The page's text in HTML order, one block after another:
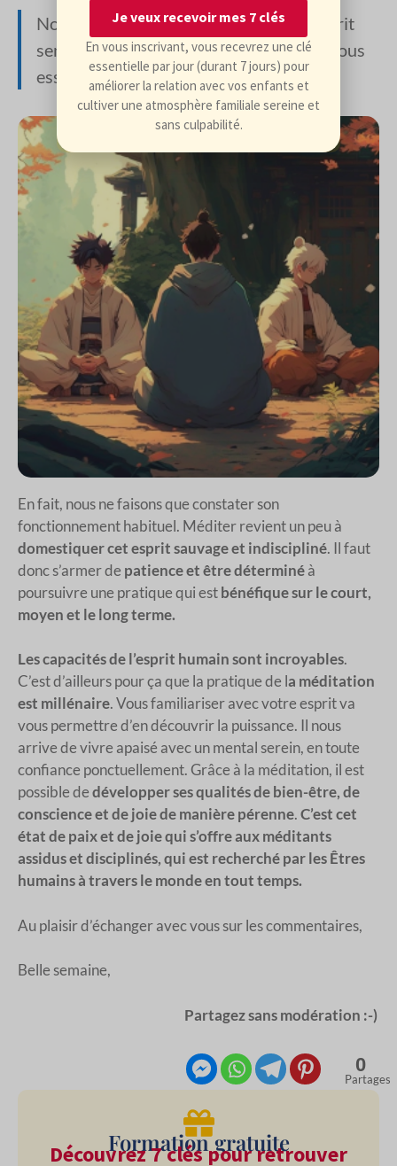
Nous constatons souvent que notre esprit
semble plus agité justement parce que nous
essayons de méditer.
En fait, nous ne faisons que constater son
fonctionnement habituel. Méditer revient un peu à
domestiquer cet esprit sauvage et indiscipliné. Il faut
donc s’armer de patience et être déterminéà
poursuivre une pratique qui estbénéfique sur le court,
moyen et le long terme.
Les capacités de l’esprit humain sont incroyables.
C’est d’ailleurs pour ça que la pratique de la méditation
est millénaire. Vous familiariser avec votre esprit va
vous permettre d’en découvrir la puissance. Il nous
arrive de vivre apaisé avec un mental serein, en toute
confiance ponctuellement. Grâce à la méditation, il est
possible dedévelopper ses qualités de bien-être, de
conscience et de joie de manière pérenne.C’est cet
état de paix et de joie qui s’offre aux méditants
assidus et disciplinés, qui est recherché par les Êtres
humains à travers le monde en tout temps.
Au plaisir d’échanger avec vous sur les commentaires,
Belle semaine,
Partagez sans modération :-)
0
Partages
Formation gratuite
Découvrez 7 clés pour retrouver
Je veux recevoir mes 7 clés
En vous inscrivant, vous recevrez une clé
essentielle par jour (durant 7 jours) pour
améliorer la relation avec vos enfants et
cultiver une atmosphère familiale sereine et
sans culpabilité.